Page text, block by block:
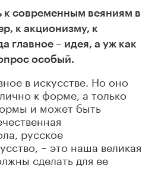
к современным веяниям в
к акционизму, к
главное – идея, а уж как
особый.
в искусстве. Но оно
к форме, а только
и может быть
русское
– это наша великая
сделать для ее